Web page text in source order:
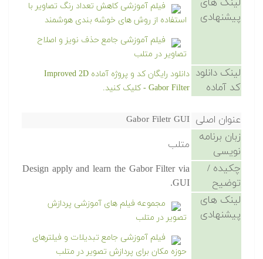
لینک های
پیشنهادی
فیلم آموزشی کاهش تعداد رنگ تصاویر با
استفاده از روش های خوشه بندی هوشمند
فیلم آموزشی جامع حذف نویز و اصلاح
تصاویر در متلب
لینک دانلود
کد آماده
دانلود رایگان کد و پروژه آماده Improved 2D
Gabor Filter - کلیک کنید.
عنوان اصلی Gabor Filetr GUI
زبان برنامه
نویسی
متلب
چکیده /
توضیح
Design apply and learn the Gabor Filter via
GUI.
لینک های
پیشنهادی
مجموعه فیلم های آموزشی پردازش
تصویر در متلب
فیلم آموزشی جامع تبدیلات و فیلترهای
حوزه مکان برای پردازش تصویر در متلب